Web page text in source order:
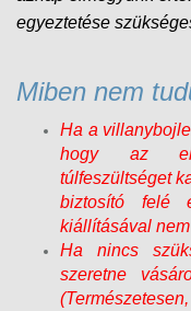
egyeztetése
Miben nem
Ha a
hogy az
túlfeszültséget
biztosító felé
kiállításával
Ha nincs
szeretne